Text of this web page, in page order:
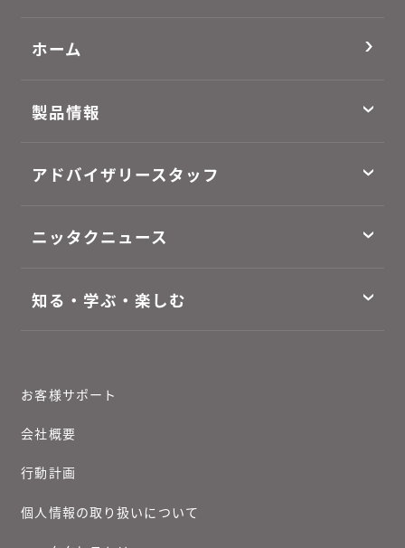
ホーム
製品情報
アドバイザリースタッフ
ニッタクニュース
知る・学ぶ・楽しむ
お客様サポート
会社概要
行動計画
個人情報の取り扱いについて